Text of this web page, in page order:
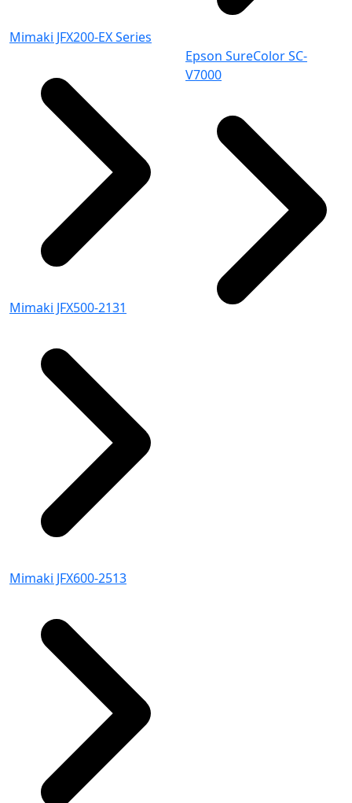
Mimaki JFX200-EX Series
Mimaki JFX500-2131
Mimaki JFX600-2513
Epson SureColor SC-
V7000